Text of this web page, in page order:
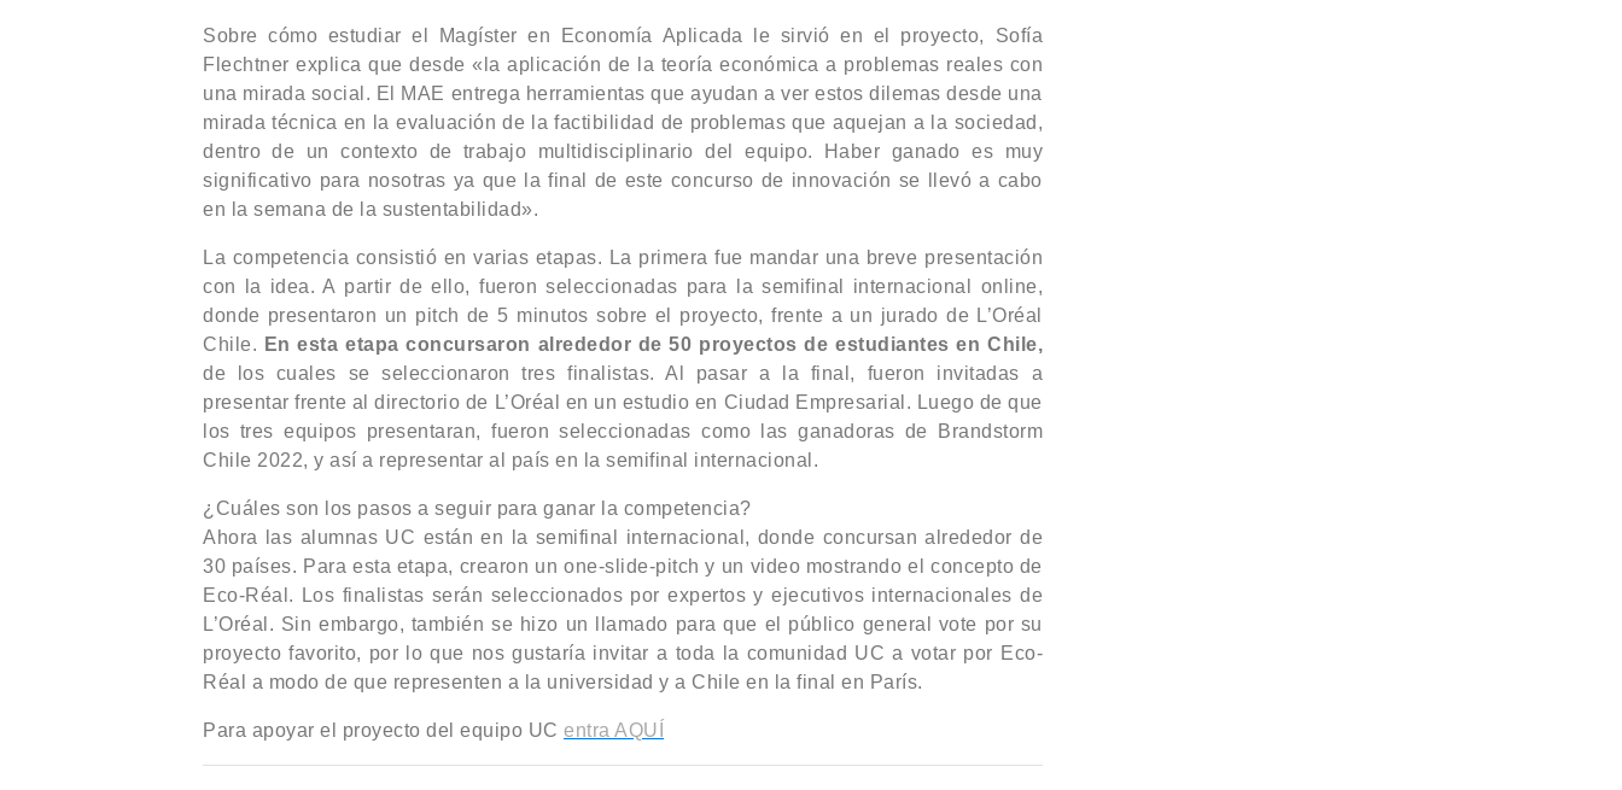
Sobre cómo estudiar el Magíster en Economía Aplicada le sirvió en el proyecto, Sofía
Flechtner explica que desde «la aplicación de la teoría económica a problemas reales con
una mirada social. El MAE entrega herramientas que ayudan a ver estos dilemas desde una
mirada técnica en la evaluación de la factibilidad de problemas que aquejan a la sociedad,
dentro de un contexto de trabajo multidisciplinario del equipo. Haber ganado es muy
significativo para nosotras ya que la final de este concurso de innovación se llevó a cabo
en la semana de la sustentabilidad».
La competencia consistió en varias etapas. La primera fue mandar una breve presentación
con la idea. A partir de ello, fueron seleccionadas para la semifinal internacional online,
donde presentaron un pitch de 5 minutos sobre el proyecto, frente a un jurado de L’Oréal
Chile. En esta etapa concursaron alrededor de 50 proyectos de estudiantes en Chile,
de los cuales se seleccionaron tres finalistas. Al pasar a la final, fueron invitadas a
presentar frente al directorio de L’Oréal en un estudio en Ciudad Empresarial. Luego de que
los tres equipos presentaran, fueron seleccionadas como las ganadoras de Brandstorm
Chile 2022, y así a representar al país en la semifinal internacional.
¿Cuáles son los pasos a seguir para ganar la competencia?
Ahora las alumnas UC están en la semifinal internacional, donde concursan alrededor de
30 países. Para esta etapa, crearon un one-slide-pitch y un video mostrando el concepto de
Eco-Réal. Los finalistas serán seleccionados por expertos y ejecutivos internacionales de
L’Oréal. Sin embargo, también se hizo un llamado para que el público general vote por su
proyecto favorito, por lo que nos gustaría invitar a toda la comunidad UC a votar por Eco-
Réal a modo de que representen a la universidad y a Chile en la final en París.
Para apoyar el proyecto del equipo UC entra AQUÍ